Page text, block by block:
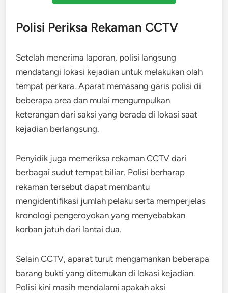
Polisi Periksa Rekaman CCTV
Setelah menerima laporan, polisi langsung
mendatangi lokasi kejadian untuk melakukan olah
tempat perkara. Aparat memasang garis polisi di
beberapa area dan mulai mengumpulkan
keterangan dari saksi yang berada di lokasi saat
kejadian berlangsung.
Penyidik juga memeriksa rekaman CCTV dari
berbagai sudut tempat biliar. Polisi berharap
rekaman tersebut dapat membantu
mengidentifikasi jumlah pelaku serta memperjelas
kronologi pengeroyokan yang menyebabkan
korban jatuh dari lantai dua.
Selain CCTV, aparat turut mengamankan beberapa
barang bukti yang ditemukan di lokasi kejadian.
Polisi kini masih mendalami apakah aksi